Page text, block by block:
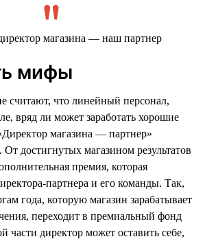
мифы
считают, что линейный персонал,
вряд ли может заработать хорошие
магазина — партнер»
От достигнутых магазином результатов
премия, которая
партнера и его команды. Так,
года, которую магазин зарабатывает
переходит в премиальный фонд
части директор может оставить себе,